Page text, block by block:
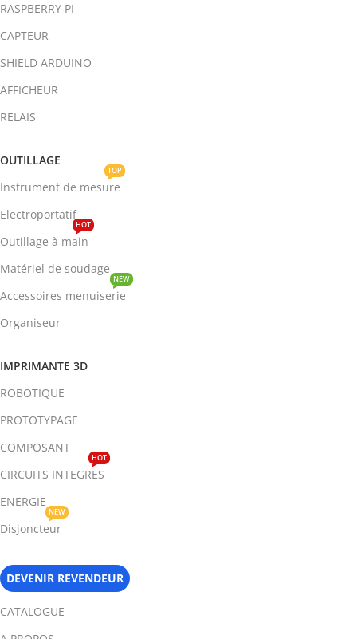
RASPBERRY PI
CAPTEUR
SHIELD ARDUINO
AFFICHEUR
RELAIS
OUTILLAGE
Instrument de mesure
TOP
Electroportatif
Outillage à main
HOT
Matériel de soudage
Accessoires menuiserie
NEW
Organiseur
IMPRIMANTE 3D
ROBOTIQUE
PROTOTYPAGE
COMPOSANT
CIRCUITS INTEGRES
HOT
ENERGIE
Disjoncteur
NEW
DEVENIR REVENDEUR
CATALOGUE